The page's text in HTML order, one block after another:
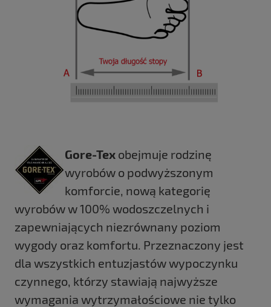
Gore-Tex obejmuje rodzinę
wyrobów o podwyższonym
komforcie, nową kategorię
wyrobów w 100% wodoszczelnych i
zapewniających niezrównany poziom
wygody oraz komfortu. Przeznaczony jest
dla wszystkich entuzjastów wypoczynku
czynnego, którzy stawiają najwyższe
wymagania wytrzymałościowe nie tylko